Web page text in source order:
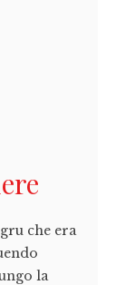
che era
la